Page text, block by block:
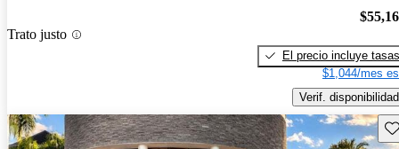
Trato justo
El precio incluye tasas
$1,044/mes
Verif. disponibilidad